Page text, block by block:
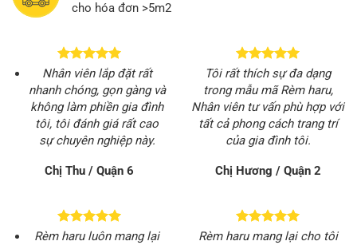
cho hóa đơn >5m2
Nhân viên lắp đặt rất
nhanh chóng, gọn gàng và
không làm phiền gia đình
tôi, tôi đánh giá rất cao
sự chuyên nghiệp này.
Chị Thu / Quận 6
Rèm haru luôn mang lại
Tôi rất thích sự đa dạng
trong mẫu mã Rèm haru,
Nhân viên tư vấn phù hợp với
tất cả phong cách trang trí
của gia đình tôi.
Chị Hương / Quận 2
Rèm haru mang lại cho tôi